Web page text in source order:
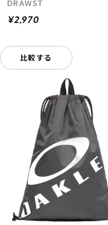
DRAWST
¥2,970
比較する